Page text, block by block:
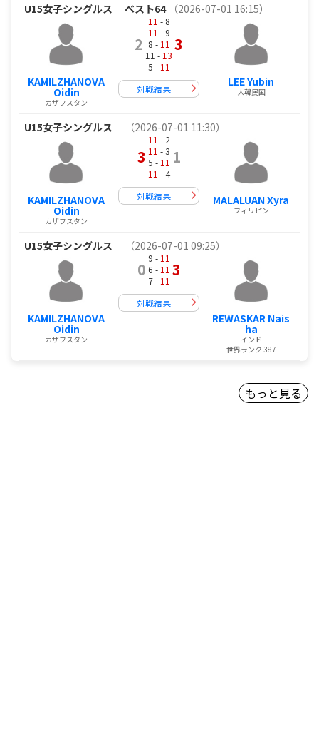
U15女子シングルス ベスト64 （2026-07-01 16:15）
KAMILZHANOVA
Oidin
カザフスタン
2
11 - 8
11 - 9
8 - 11
11 - 13
5 - 11
3
対戦結果
LEE Yubin
大韓民国
U15女子シングルス （2026-07-01 11:30）
KAMILZHANOVA
Oidin
カザフスタン
3
11 - 2
11 - 3
5 - 11
11 - 4
1
対戦結果 MALALUAN Xyra
フィリピン
U15女子シングルス （2026-07-01 09:25）
KAMILZHANOVA
Oidin
カザフスタン
0
9 - 11
6 - 11
7 - 11
3
対戦結果
REWASKAR Nais
ha
インド
世界ランク 387
もっと見る